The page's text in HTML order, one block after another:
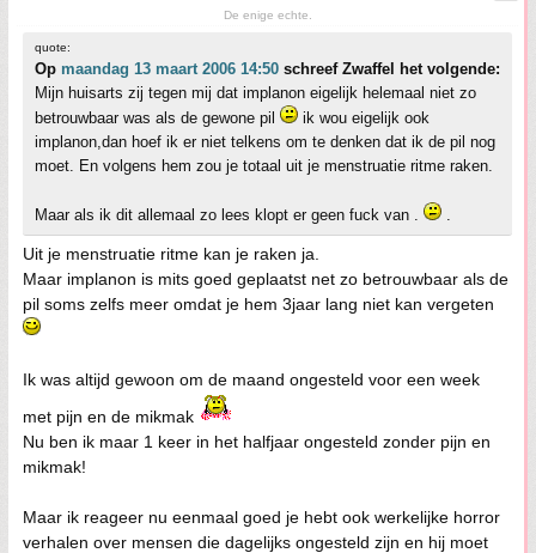
De enige echte.
quote:
Op maandag 13 maart 2006 14:50 schreef Zwaffel het volgende:
Mijn huisarts zij tegen mij dat implanon eigelijk helemaal niet zo
betrouwbaar was als de gewone pil
ik wou eigelijk ook
implanon,dan hoef ik er niet telkens om te denken dat ik de pil nog
moet. En volgens hem zou je totaal uit je menstruatie ritme raken.
Maar als ik dit allemaal zo lees klopt er geen fuck van . .
Uit je menstruatie ritme kan je raken ja.
Maar implanon is mits goed geplaatst net zo betrouwbaar als de
pil soms zelfs meer omdat je hem 3jaar lang niet kan vergeten
Ik was altijd gewoon om de maand ongesteld voor een week
met pijn en de mikmak
Nu ben ik maar 1 keer in het halfjaar ongesteld zonder pijn en
mikmak!
Maar ik reageer nu eenmaal goed je hebt ook werkelijke horror
verhalen over mensen die dagelijks ongesteld zijn en hij moet